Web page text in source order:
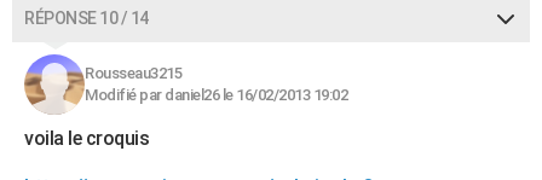
RÉPONSE 10 / 14
Rousseau3215
Modifié par daniel26 le 16/02/2013 19:02
voila le croquis